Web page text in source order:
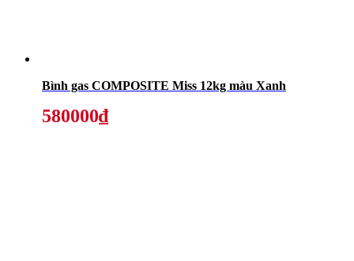
Bình gas COMPOSITE Miss 12kg màu Xanh
580000₫